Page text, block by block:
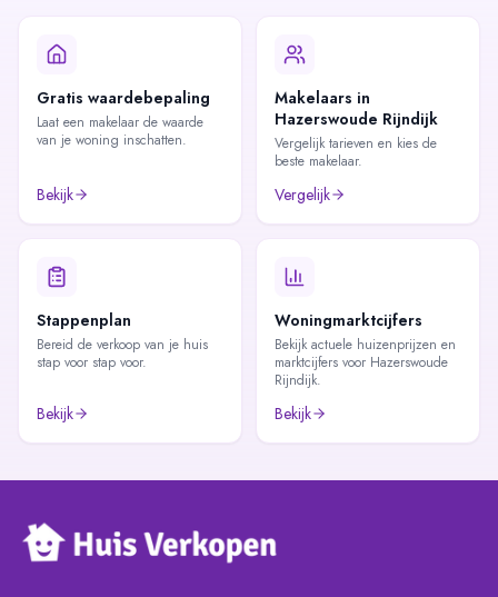
Gratis waardebepaling
Laat een makelaar de waarde
van je woning inschatten.
Bekijk
Makelaars in
Hazerswoude Rijndijk
Vergelijk tarieven en kies de
beste makelaar.
Vergelijk
Stappenplan
Bereid de verkoop van je huis
stap voor stap voor.
Bekijk
Woningmarktcijfers
Bekijk actuele huizenprijzen en
marktcijfers voor Hazerswoude
Rijndijk.
Bekijk